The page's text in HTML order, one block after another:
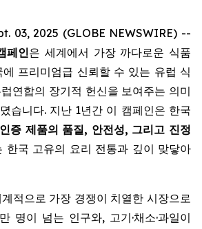
03, 2025 (GLOBE NEWSWIRE) --
페인은 세계에서 가장 까다로운 식품
프리미엄급 신뢰할 수 있는 유럽 식
연합의 장기적 헌신을 보여주는 의미
습니다. 지난 1년간 이 캠페인은 한국
증 제품의 품질, 안전성, 그리고 진정
한국 고유의 요리 전통과 깊이 맞닿아
적으로 가장 경쟁이 치열한 시장으로
명이 넘는 인구와, 고기·채소·과일이